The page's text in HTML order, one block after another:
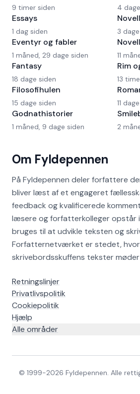
Om Fyldepennen
På Fyldepennen deler forfattere
bliver læst af et engageret
feedback og kvalificerede
læsere og forfatterkolleger opstår
bruges til at udvikle teksten og
Forfatternetværket er stedet, hvor
skrivebordsskuffens tekster
Retningslinjer
Privatlivspolitik
Cookiepolitik
Hjælp
Alle områder
9 timer siden
Essays
1 dag siden
Eventyr og fabler
1 måned, 29 dage siden
Fantasy
18 dage siden
Filosofihulen
15 dage siden
Godnathistorier
1 måned, 9 dage siden
4
3
11
Rim
13
11
2
© 1999-2026 Fyldepennen. Alle